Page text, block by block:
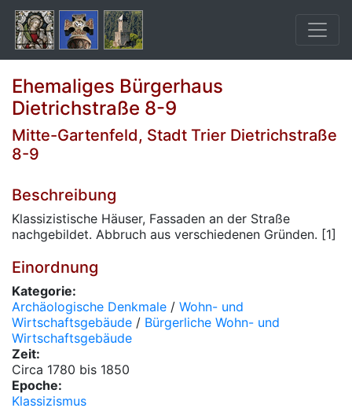
Ehemaliges Bürgerhaus
Dietrichstraße 8-9
Mitte-Gartenfeld, Stadt Trier Dietrichstraße
8-9
Beschreibung
Klassizistische Häuser, Fassaden an der Straße
nachgebildet. Abbruch aus verschiedenen Gründen. [1]
Einordnung
Kategorie:
Archäologische Denkmale / Wohn- und
Wirtschaftsgebäude / Bürgerliche Wohn- und
Wirtschaftsgebäude
Zeit:
Circa 1780 bis 1850
Epoche:
Klassizismus